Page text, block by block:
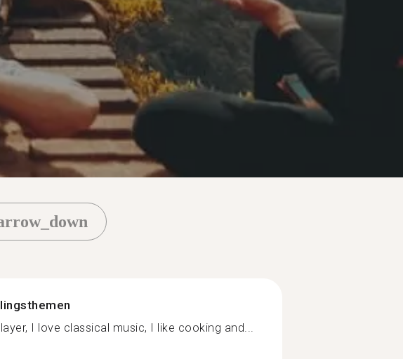
I love classical music, I like cooking and...